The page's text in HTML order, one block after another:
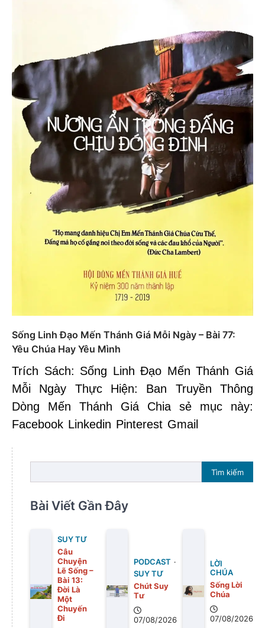
Sống Linh Đạo Mến Thánh Giá Mỗi Ngày – Bài 77:
Yêu Chúa Hay Yêu Mình
Trích Sách: Sống Linh Đạo Mến Thánh Giá
Mỗi Ngày Thực Hiện: Ban Truyền Thông
Dòng Mến Thánh Giá Chia sẻ mục này:
Facebook Linkedin Pinterest Gmail
Tìm kiếm
Bài Viết Gần Đây
SUY TƯ
Câu
Chuyện
Lẽ Sống –
Bài 13:
Ðời Là
Một
Chuyến
Ði
PODCAST
SUY TƯ
Chút Suy
Tư
07/08/2026
LỜI
CHÚA
Sống Lời
Chúa
07/08/2026